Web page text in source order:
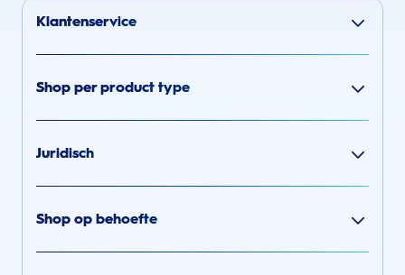
Klantenservice
Shop per product type
Juridisch
Shop op behoefte